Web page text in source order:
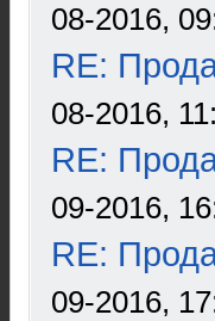
08-2016,
RE:
08-2016,
RE:
09-2016,
RE:
09-2016,